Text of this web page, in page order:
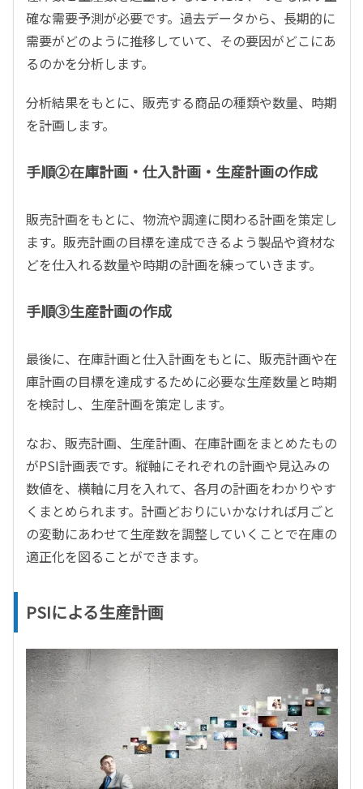
確な需要予測が必要です。過去データから、長期的に
需要がどのように推移していて、その要因がどこにあ
るのかを分析します。
分析結果をもとに、販売する商品の種類や数量、時期
を計画します。
手順②在庫計画・仕入計画・生産計画の作成
販売計画をもとに、物流や調達に関わる計画を策定し
ます。販売計画の目標を達成できるよう製品や資材な
どを仕入れる数量や時期の計画を練っていきます。
手順③生産計画の作成
最後に、在庫計画と仕入計画をもとに、販売計画や在
庫計画の目標を達成するために必要な生産数量と時期
を検討し、生産計画を策定します。
なお、販売計画、生産計画、在庫計画をまとめたもの
がPSI計画表です。縦軸にそれぞれの計画や見込みの
数値を、横軸に月を入れて、各月の計画をわかりやす
くまとめられます。計画どおりにいかなければ月ごと
の変動にあわせて生産数を調整していくことで在庫の
適正化を図ることができます。
PSIによる生産計画